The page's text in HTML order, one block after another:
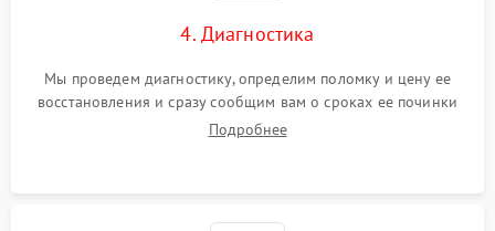
4. Диагностика
Мы проведем диагностику, определим поломку и цену ее
восстановления и сразу сообщим вам о сроках ее починки
Подробнее